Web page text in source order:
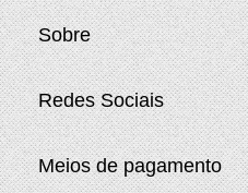
Sobre
Redes Sociais
Meios de pagamento